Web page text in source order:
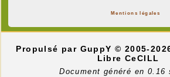
Mentions légales
Propulsé par GuppY© 2005-
Libre CeCILL
Document généré en 0.16